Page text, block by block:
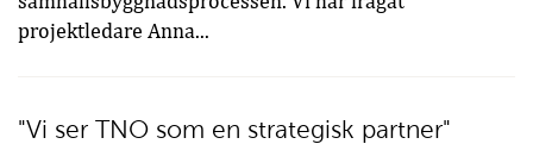
projektledare Anna...
"Vi ser TNO som en strategisk partner"